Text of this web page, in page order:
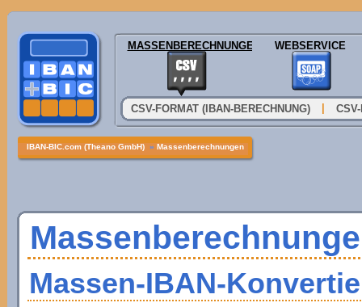
MASSENBERECHNUNGEN WEBSERVICE
CSV-FORMAT (IBAN-BERECHNUNG)
IBAN-BIC.com (Theano GmbH) » Massenberechnungen
Massen-IBAN-